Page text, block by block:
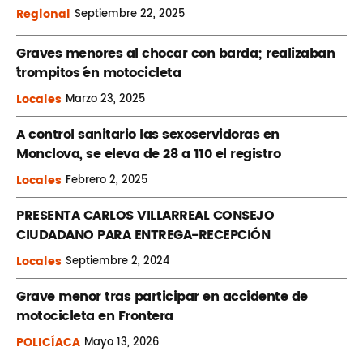
Regional Septiembre22, 2025
Graves menores al chocar con barda; realizaban
´trompitos ´en motocicleta
Locales Marzo23, 2025
A control sanitario las sexoservidoras en
Monclova, se eleva de 28 a 110 el registro
Locales Febrero2, 2025
PRESENTA CARLOS VILLARREAL CONSEJO
CIUDADANO PARA ENTREGA-RECEPCIÓN
Locales Septiembre2, 2024
Grave menor tras participar en accidente de
motocicleta en Frontera
POLICÍACA Mayo13, 2026